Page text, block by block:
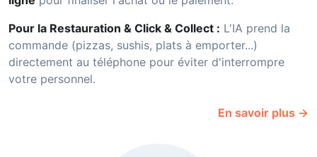
Pour la Restauration & Click & Collect : L'IA prend la
commande (pizzas, sushis, plats à emporter...)
directement au téléphone pour éviter d'interrompre
votre personnel.
En savoir plus →